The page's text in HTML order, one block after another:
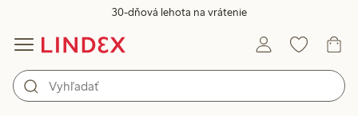
30-dňová lehota na vrátenie